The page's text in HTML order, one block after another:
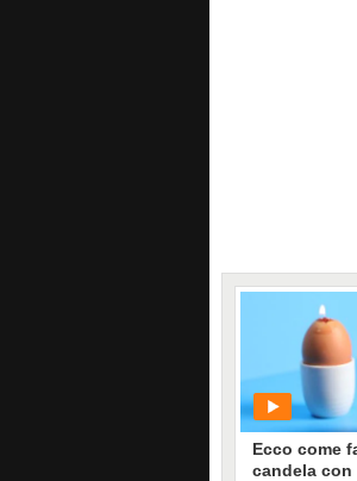
Ecco come
candela